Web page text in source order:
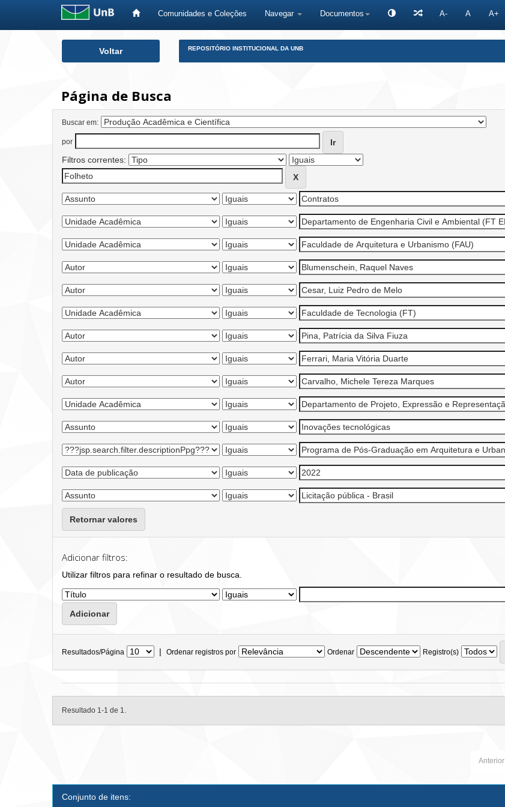
Comunidades e Coleções Navegar Documentos A- A A+
Voltar REPOSITÓRIO INSTITUCIONAL DA UNB
Página de Busca
Buscar em:
por
Filtros correntes:
Retornar valores
Adicionar filtros:
Utilizar filtros para refinar o resultado de busca.
Resultados/Página | Ordenar registros por Ordenar Registro(s)
Resultado 1-1 de 1.
Anterior
Conjunto de itens: